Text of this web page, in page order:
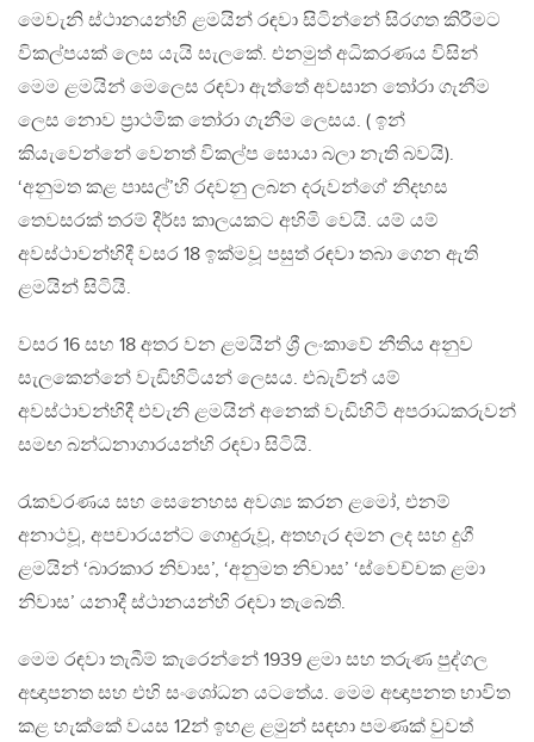
මෙවැනි ස්ථානයන්හි ළමයින් රඳවා සිටින්නේ සිරගත කිරීමට
විකල්පයක් ලෙස යැයි සැලකේ. එනමුත් අධිකරණය විසින්
මෙම ළමයින් මෙලෙස රඳවා ඇත්තේ අවසාන තෝරා ගැනීම
ලෙස නොව ප්‍රාථමික තෝරා ගැනීම ලෙසය. ( ඉන්
කියැවෙන්නේ වෙනත් විකල්ප සොයා බලා නැති බවයි).
‘අනුමත කළ පාසල්’හි රදවනු ලබන දරුවන්ගේ නිදහස
තෙවසරක් තරම් දීර්ඝ කාලයකට අහිමි වෙයි. යම් යම්
අවස්ථාවන්හිදී වසර 18 ඉක්මවූ පසුත් රඳවා තබා ගෙන ඇති
ළමයින් සිටියි.
වසර 16 සහ 18 අතර වන ළමයින් ශ්‍රී ලංකාවේ නීතිය අනුව
සැලකෙන්නේ වැඩිහිටියන් ලෙසය. එබැවින් යම්
අවස්ථාවන්හිදී එවැනි ළමයින් අනෙක් වැඩිහිටි අපරාධකරුවන්
සමඟ බන්ධනාගාරයන්හි රඳවා සිටියි.
රැකවරණය සහ සෙනෙහස අවශ්‍ය කරන ළමෝ, එනම්
අනාථවූ, අපචාරයන්ට ගොදුරුවූ, අතහැර දමන ලද සහ දුගී
ළමයින් ‘බාරකාර නිවාස’, ‘අනුමත නිවාස’ ‘ස්වෙච්චක ළමා
නිවාස’ යනාදී ස්ථානයන්හි රඳවා තැබෙති.
මෙම රඳවා තැබීම් කැරෙන්නේ 1939 ළමා සහ තරුණ පුද්ගල
අඥාපනත සහ එහි සංශෝධන යටතේය. මෙම අඥාපනත භාවිත
කළ හැක්කේ වයස 12න් ඉහළ ළමුන් සඳහා පමණක් වුවත්